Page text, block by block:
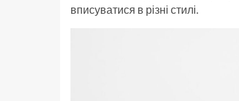
вписуватися в різні стилі.